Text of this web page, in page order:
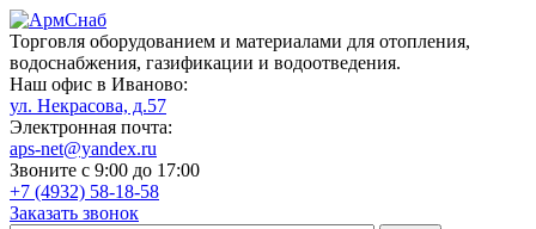
Торговля оборудованием и материалами для отопления,
водоснабжения, газификации и водоотведения.
Наш офис в Иваново:
ул. Некрасова, д.57
Электронная почта:
aps-net@yandex.ru
Звоните с 9:00 до 17:00
+7 (4932) 58-18-58
Заказать звонок